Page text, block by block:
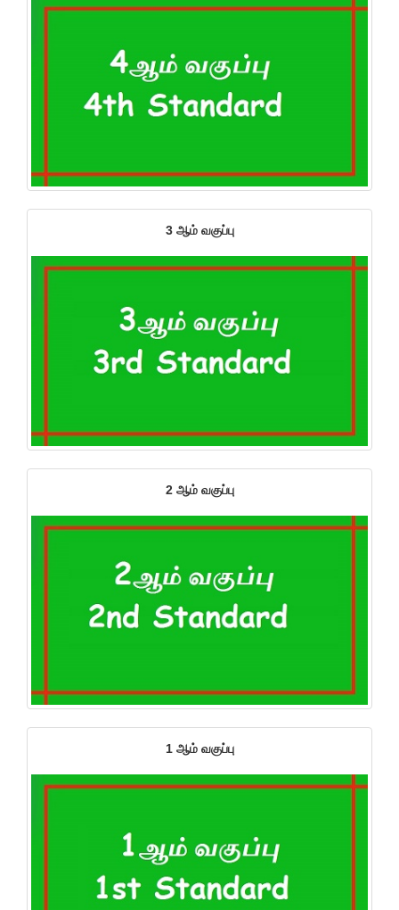
3 ஆம் வகுப்பு
2 ஆம் வகுப்பு
1 ஆம் வகுப்பு